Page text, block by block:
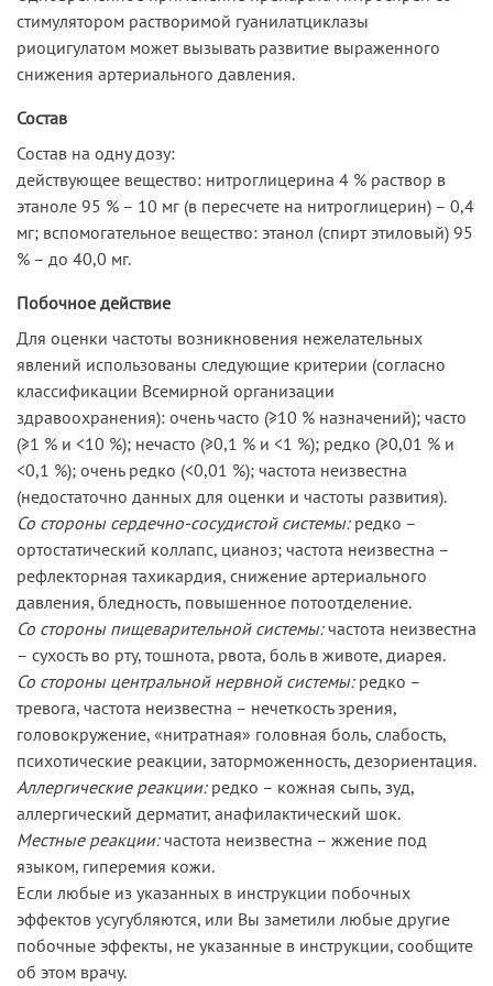
стимулятором растворимой гуанилатциклазы
риоцигулатом может вызывать развитие выраженного
снижения артериального давления.
Состав
Состав на одну дозу:
действующее вещество: нитроглицерина 4 % раствор в
этаноле 95 % – 10 мг (в пересчете на нитроглицерин) – 0,4
мг; вспомогательное вещество: этанол (спирт этиловый) 95
% – до 40,0 мг.
Побочное действие
Для оценки частоты возникновения нежелательных
явлений использованы следующие критерии (согласно
классификации Всемирной организации
здравоохранения): очень часто (≥10 % назначений); часто
(≥1 % и <10 %); нечасто (≥0,1 % и <1 %); редко (≥0,01 % и
<0,1 %); очень редко (<0,01 %); частота неизвестна
(недостаточно данных для оценки и частоты развития).
Со стороны сердечно-сосудистой системы: редко –
ортостатический коллапс, цианоз; частота неизвестна –
рефлекторная тахикардия, снижение артериального
давления, бледность, повышенное потоотделение.
Со стороны пищеварительной системы:частота неизвестна
– сухость во рту, тошнота, рвота, боль в животе, диарея.
Со стороны центральной нервной системы: редко –
тревога, частота неизвестна – нечеткость зрения,
головокружение, «нитратная» головная боль, слабость,
психотические реакции, заторможенность, дезориентация.
Аллергические реакции: редко – кожная сыпь, зуд,
аллергический дерматит, анафилактический шок.
Местные реакции:частота неизвестна – жжение под
языком, гиперемия кожи.
Если любые из указанных в инструкции побочных
эффектов усугубляются, или Вы заметили любые другие
побочные эффекты, не указанные в инструкции, сообщите
об этом врачу.